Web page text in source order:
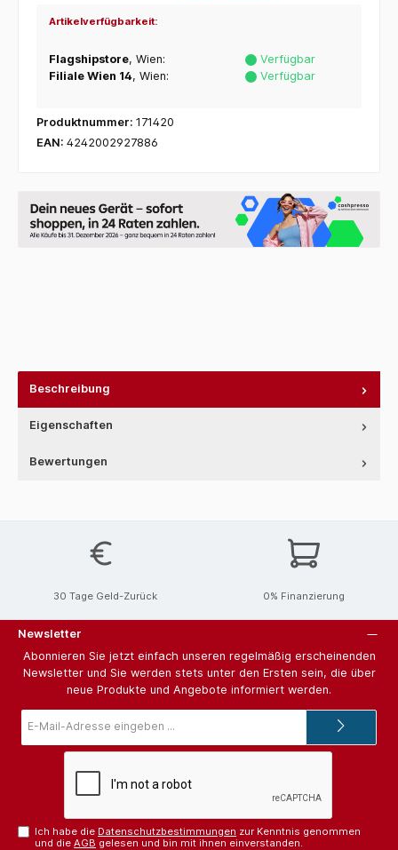
Artikelverfügbarkeit:
Flagshipstore, Wien:
Verfügbar
Filiale Wien 14, Wien: Verfügbar
Produktnummer: 171420
EAN: 4242002927886
Beschreibung
Eigenschaften
Bewertungen
30 Tage Geld-Zurück 0% Finanzierung
Newsletter
Abonnieren Sie jetzt einfach unseren regelmäßig erscheinenden
Newsletter und Sie werden stets unter den Ersten sein, die über
neue Produkte und Angebote informiert werden.
Mail-
Ich habe die Datenschutzbestimmungen zur Kenntnis genommen
und dieAGB gelesen und bin mit ihnen einverstanden.